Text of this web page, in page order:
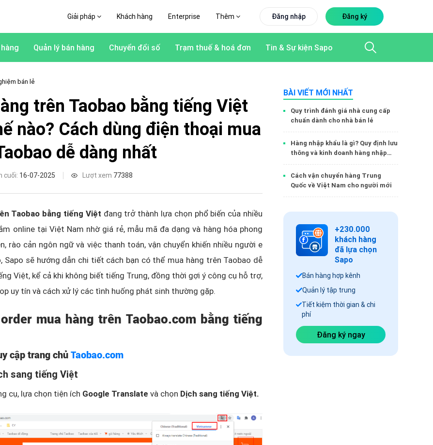
Giải pháp Khách hàng Enterprise Thêm Đăng nhập Đăng ký
Quản lý bán hàng Chuyển đổi số Trạm thuế & hoá đơn Tin & Sự kiện Sapo
BÀI VIẾT MỚI NHẤT
Quy trình đánh giá nhà cung cấp
chuẩn dành cho nhà bán lẻ
Hàng nhập khẩu là gì? Quy định lưu
thông và kinh doanh hàng nhập
khẩu
Cách vận chuyển hàng Trung
Quốc về Việt Nam cho người mới
+230.000
khách hàng
đã lựa chọn
Sapo
Bán hàng hợp kênh
Quản lý tập trung
Tiết kiệm thời gian & chi
phí
Đăng ký ngay
bán lẻ
trên Taobao bằng tiếng Việt
nào? Cách dùng điện thoại mua
dễ dàng nhất
cuối: 16-07-2025 Lượt xem 77388
Taobao bằng tiếng Việt đang trở thành lựa chọn phổ biến của nhiều
online tại Việt Nam nhờ giá rẻ, mẫu mã đa dạng và hàng hóa phong
rào cản ngôn ngữ và việc thanh toán, vận chuyển khiến nhiều người e
Sapo sẽ hướng dẫn chi tiết cách bạn có thể mua hàng trên Taobao dễ
Việt, kể cả khi không biết tiếng Trung, đồng thời gợi ý công cụ hỗ trợ,
uy tín và cách xử lý các tình huống phát sinh thường gặp.
mua hàng trên Taobao.com bằng tiếng
cập trang chủTaobao.com
sang tiếng Việt
cụ, lựa chọn tiện ích Google Translate và chọn Dịch sang tiếng Việt.